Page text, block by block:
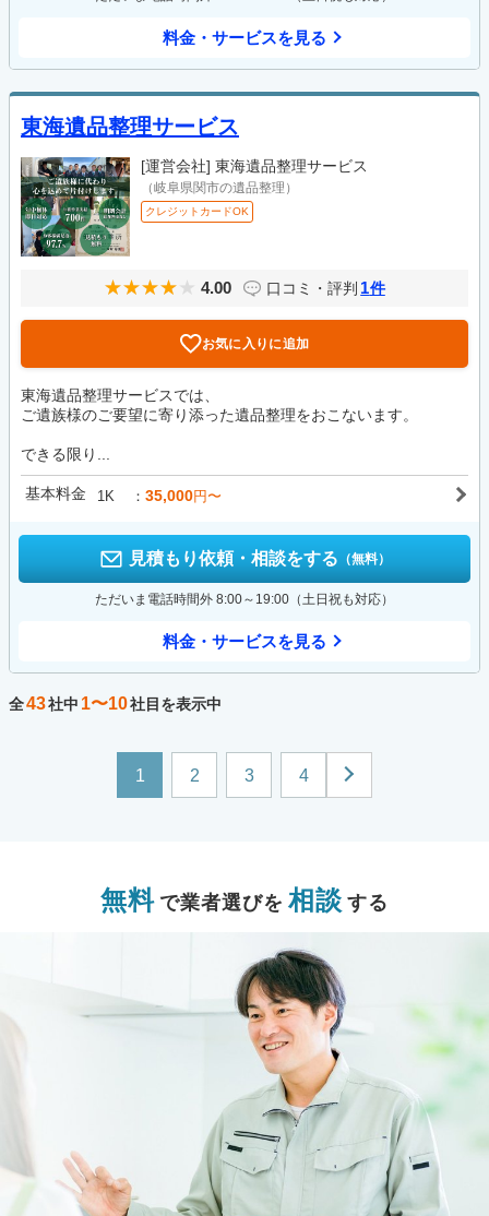
料金・サービスを見る
東海遺品整理サービス
[運営会社] 東海遺品整理サービス
（岐阜県関市の遺品整理）
クレジットカードOK
4.00 口コミ・評判 1件
お気に入りに追加
東海遺品整理サービスでは、
ご遺族様のご要望に寄り添った遺品整理をおこないます。
できる限り...
基本料金 1K 35,000円〜
見積もり依頼・相談をする （無料）
ただいま電話時間外 8:00～19:00（土日祝も対応）
料金・サービスを見る
全43社中 1〜10社目を表示中
1 2 3 4
無料 で業者選びを 相談 する